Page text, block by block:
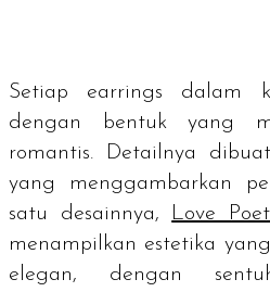
Setiap earrings dalam
dengan bentuk yang
romantis. Detailnya
yang menggambarkan
satu desainnya,
Love
menampilkan estetika
elegan, dengan